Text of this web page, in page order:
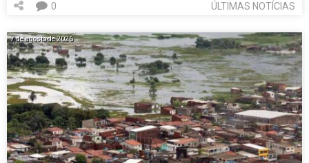
ÚLTIMAS NOTÍCIAS
0
7 de agosto de 2026